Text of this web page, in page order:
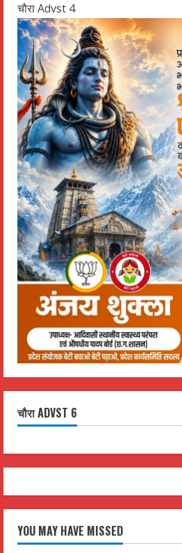
चौरा Advst 4
चौरा ADVST 6
YOU MAY HAVE MISSED